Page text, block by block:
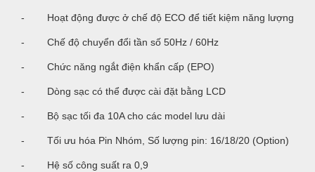
- Hoạt động được ở chế độ ECO để tiết kiệm năng lượng
- Chế độ chuyển đổi tần số 50Hz / 60Hz
- Chức năng ngắt điện khẩn cấp (EPO)
- Dòng sạc có thể được cài đặt bằng LCD
- Bộ sạc tối đa 10A cho các model lưu dài
- Tối ưu hóa Pin Nhóm, Số lượng pin: 16/18/20 (Option)
- Hệ số công suất ra 0,9